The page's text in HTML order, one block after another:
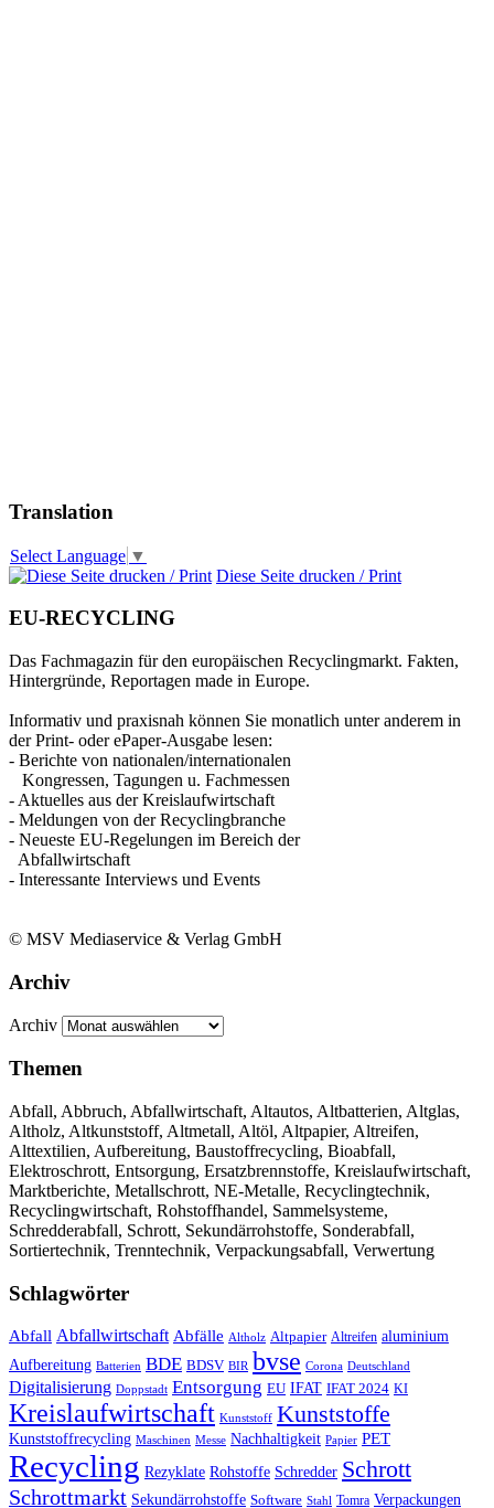
Translation
Select Language ▼
Diese Seite drucken / Print
EU-RECYCLING
Das Fachmagazin für den europäischen Recyclingmarkt. Fakten,
Hintergründe, Reportagen made in Europe.
Informativ und praxisnah können Sie monatlich unter anderem in
der Print- oder ePaper-Ausgabe lesen:
- Berichte von nationalen/internationalen
Kongressen, Tagungen u. Fachmessen
- Aktuelles aus der Kreislaufwirtschaft
- Meldungen von der Recyclingbranche
- Neueste EU-Regelungen im Bereich der
Abfallwirtschaft
- Interessante Interviews und Events
© MSV Mediaservice & Verlag GmbH
Archiv
Archiv
Themen
Abfall, Abbruch, Abfallwirtschaft, Altautos, Altbatterien, Altglas,
Altholz, Altkunststoff, Altmetall, Altöl, Altpapier, Altreifen,
Alttextilien, Aufbereitung, Baustoffrecycling, Bioabfall,
Elektroschrott, Entsorgung, Ersatzbrennstoffe, Kreislaufwirtschaft,
Marktberichte, Metallschrott, NE-Metalle, Recyclingtechnik,
Recyclingwirtschaft, Rohstoffhandel, Sammelsysteme,
Schredderabfall, Schrott, Sekundärrohstoffe, Sonderabfall,
Sortiertechnik, Trenntechnik, Verpackungsabfall, Verwertung
Schlagwörter
Abfall Abfallwirtschaft Abfälle Altholz Altpapier Altreifen aluminium
Aufbereitung Batterien BDE BDSV BIR bvse Corona Deutschland
Digitalisierung Doppstadt Entsorgung EU IFAT IFAT 2024 KI
Kreislaufwirtschaft Kunststoff Kunststoffe
Kunststoffrecycling Maschinen Messe Nachhaltigkeit Papier PET
Recycling Rezyklate Rohstoffe Schredder Schrott
Schrottmarkt Sekundärrohstoffe Software Stahl Tomra Verpackungen